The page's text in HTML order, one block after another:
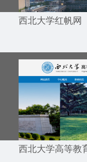
西北大学红帆网
西北大学高等教